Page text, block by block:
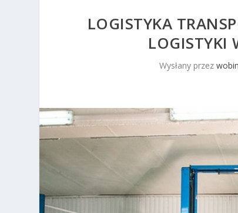
LOGISTYKA
LOGISTYKI
Wysłany przez